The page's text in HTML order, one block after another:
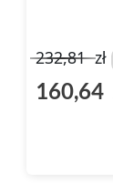
232,81zł
160,64